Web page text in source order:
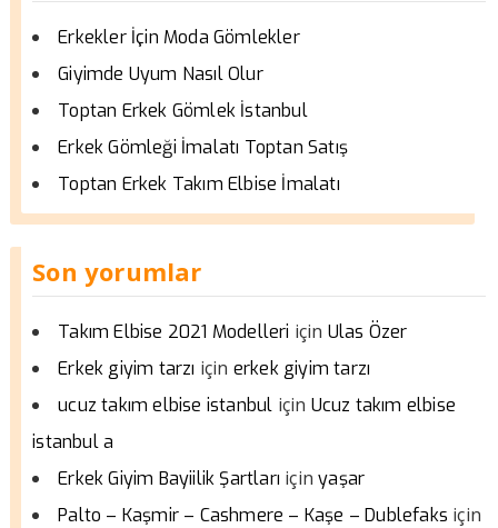
Erkekler İçin Moda Gömlekler
Giyimde Uyum Nasıl Olur
Toptan Erkek Gömlek İstanbul
Erkek Gömleği İmalatı Toptan Satış
Toptan Erkek Takım Elbise İmalatı
Son yorumlar
Takım Elbise 2021 Modelleri için Ulas Özer
Erkek giyim tarzı için erkek giyim tarzı
ucuz takım elbise istanbul için Ucuz takım elbise
istanbul a
Erkek Giyim Bayiilik Şartları içinyaşar
Palto – Kaşmir – Cashmere – Kaşe – Dublefaks için